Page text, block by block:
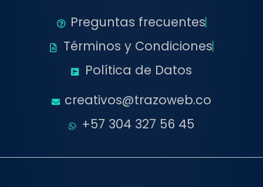
Preguntas frecuentes
Términos y Condiciones
Política de Datos
creativos@trazoweb.co
+57 304 327 56 45